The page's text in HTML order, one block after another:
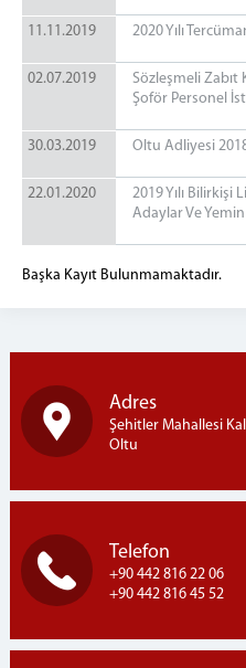
11.11.2019 2020 Yılı
02.07.2019
Sözleşmeli Zabıt
Şoför Personel
30.03.2019 Oltu Adliyesi
22.01.2020
2019 Yılı Bilirkişi
Adaylar Ve
Başka Kayıt Bulunmamaktadır.
Adres
Şehitler Mahallesi
Oltu
Telefon
+90 442 816 22 06
+90 442 816 45 52